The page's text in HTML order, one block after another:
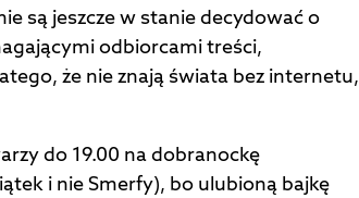
są jeszcze w stanie decydować o
odbiorcami treści,
że nie znają świata bez internetu,
do 19.00 na dobranockę
i nie Smerfy), bo ulubioną bajkę